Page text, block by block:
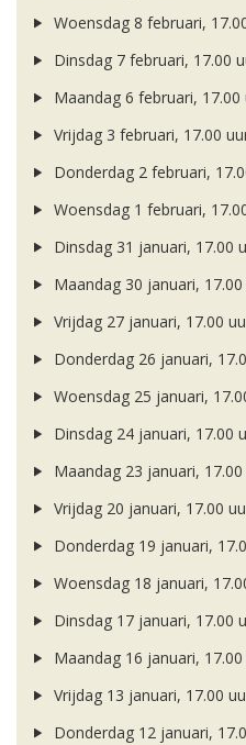
Woensdag 8 februari,
Dinsdag 7 februari, 17.00
Maandag 6 februari, 17.00
Vrijdag 3 februari, 17.00
Donderdag 2 februari,
Woensdag 1 februari,
Dinsdag 31 januari, 17.00
Maandag 30 januari,
Vrijdag 27 januari, 17.00
Donderdag 26 januari,
Woensdag 25 januari,
Dinsdag 24 januari, 17.00
Maandag 23 januari,
Vrijdag 20 januari, 17.00
Donderdag 19 januari,
Woensdag 18 januari,
Dinsdag 17 januari, 17.00
Maandag 16 januari,
Vrijdag 13 januari, 17.00
Donderdag 12 januari,